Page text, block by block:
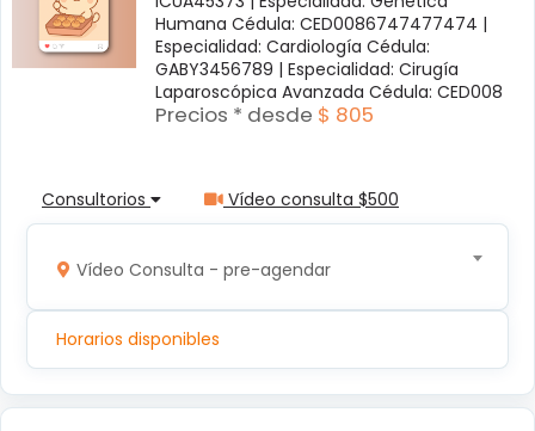
Humana Cédula: CED0086747477474 |
Especialidad: Cardiología Cédula:
GABY3456789 | Especialidad: Cirugía
Laparoscópica Avanzada Cédula: CED008
Precios * desde $ 805
Consultorios Vídeo consulta $500
Vídeo Consulta - pre-agendar
Horarios disponibles